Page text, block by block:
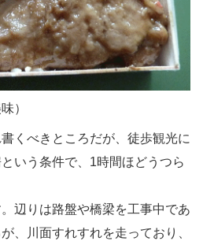
）
くべきところだが、徒歩観光に
いう条件で、1時間ほどうつら
辺りは路盤や橋梁を工事中であ
、川面すれすれを走っており、